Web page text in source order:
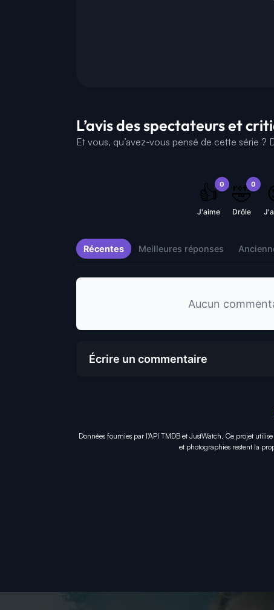
L’avis des spectateurs et
Et vous, qu’avez-vous pensé de cette série
0
👍
J'aime
0
🤣
Drôle
Récentes Meilleures réponses
Aucun
Écrire un commentaire
Données fournies par l'API TMDB et JustWatch. Ce projet
et photographies restent la